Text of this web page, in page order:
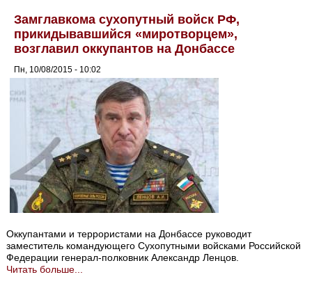
Замглавкома сухопутный войск РФ,
прикидывавшийся «миротворцем»,
возглавил оккупантов на Донбассе
Пн, 10/08/2015 - 10:02
Оккупантами и террористами на Донбассе руководит
заместитель командующего Сухопутными войсками Российской
Федерации генерал-полковник Александр Ленцов.
Читать больше...